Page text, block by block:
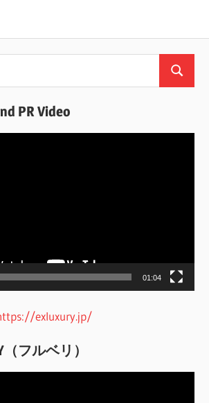
検
PR Video
01:04
exluxury.jp/
（フルベリ）